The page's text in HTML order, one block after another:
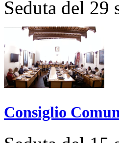
Seduta del 29
Consiglio